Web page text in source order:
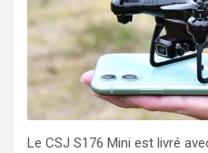
Le CSJ S176 Mini est livré